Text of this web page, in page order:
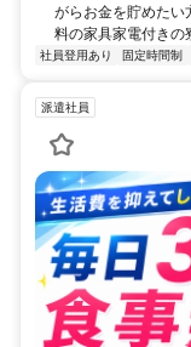
がらお金を貯めたい
料の家具家電付きの
社員登用あり 固定時間制
派遣社員